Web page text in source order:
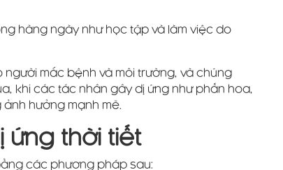
hàng ngày như học tập và làm việc do
mắc bệnh và môi trường, và chúng
khi các tác nhân gây dị ứng như phấn hoa,
hưởng mạnh mẽ.
ứng thời tiết
các phương pháp sau: